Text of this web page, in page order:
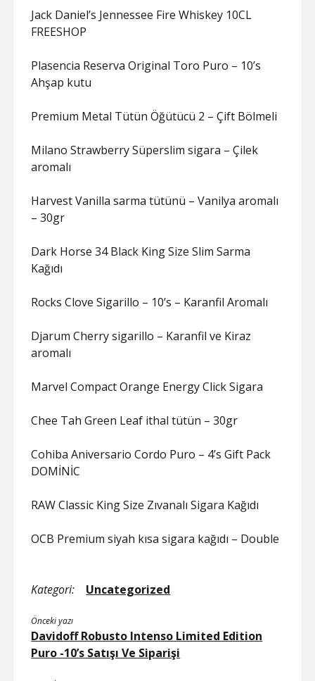
Jack Daniel’s Jennessee Fire Whiskey 10CL
FREESHOP
Plasencia Reserva Original Toro Puro – 10’s
Ahşap kutu
Premium Metal Tütün Öğütücü 2 – Çift Bölmeli
Milano Strawberry Süperslim sigara – Çilek
aromalı
Harvest Vanilla sarma tütünü – Vanilya aromalı
– 30gr
Dark Horse 34 Black King Size Slim Sarma
Kağıdı
Rocks Clove Sigarillo – 10’s – Karanfil Aromalı
Djarum Cherry sigarillo – Karanfil ve Kiraz
aromalı
Marvel Compact Orange Energy Click Sigara
Chee Tah Green Leaf ithal tütün – 30gr
Cohiba Aniversario Cordo Puro – 4’s Gift Pack
DOMİNİC
RAW Classic King Size Zıvanalı Sigara Kağıdı
OCB Premium siyah kısa sigara kağıdı – Double
Kategori: Uncategorized
Önceki yazı
Davidoff Robusto Intenso Limited Edition
Puro -10’s Satışı Ve Siparişi